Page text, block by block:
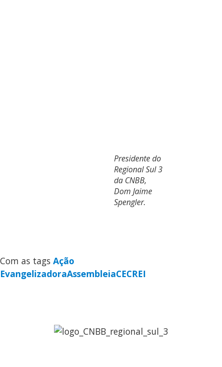
Presidente do
Regional Sul 3
da CNBB,
Dom Jaime
Spengler.
Com as tags Ação
EvangelizadoraAssembleiaCECREI